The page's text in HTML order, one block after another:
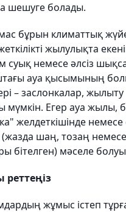
шешуге болады.
бұрын климаттық
жылулықта
суық немесе әлсіз
ауа қысымының
– заслонкалар,
мүмкін. Егер ауа жылы,
желдеткішінде немесе
шаң, тозаң
бітелген) мәселе
жұмыс істеп